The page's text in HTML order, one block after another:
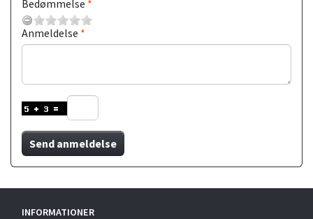
Bedømmelse
Anmeldelse
Send anmeldelse
INFORMATIONER